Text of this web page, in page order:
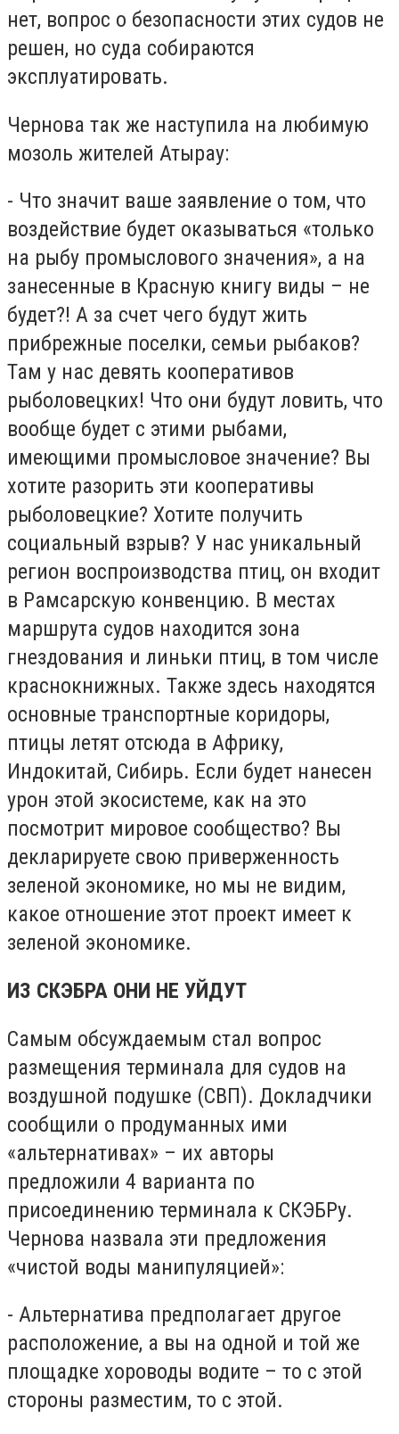
нет, вопрос о безопасности этих судов не
решен, но суда собираются
эксплуатировать.
Чернова так же наступила на любимую
мозоль жителей Атырау:
- Что значит ваше заявление о том, что
воздействие будет оказываться «только
на рыбу промыслового значения», а на
занесенные в Красную книгу виды – не
будет?! А за счет чего будут жить
прибрежные поселки, семьи рыбаков?
Там у нас девять кооперативов
рыболовецких! Что они будут ловить, что
вообще будет с этими рыбами,
имеющими промысловое значение? Вы
хотите разорить эти кооперативы
рыболовецкие? Хотите получить
социальный взрыв? У нас уникальный
регион воспроизводства птиц, он входит
в Рамсарскую конвенцию. В местах
маршрута судов находится зона
гнездования и линьки птиц, в том числе
краснокнижных. Также здесь находятся
основные транспортные коридоры,
птицы летят отсюда в Африку,
Индокитай, Сибирь. Если будет нанесен
урон этой экосистеме, как на это
посмотрит мировое сообщество? Вы
декларируете свою приверженность
зеленой экономике, но мы не видим,
какое отношение этот проект имеет к
зеленой экономике.
ИЗ СКЭБРА ОНИ НЕ УЙДУТ
Самым обсуждаемым стал вопрос
размещения терминала для судов на
воздушной подушке (СВП). Докладчики
сообщили о продуманных ими
«альтернативах» – их авторы
предложили 4 варианта по
присоединению терминала к СКЭБРу.
Чернова назвала эти предложения
«чистой воды манипуляцией»:
- Альтернатива предполагает другое
расположение, а вы на одной и той же
площадке хороводы водите – то с этой
стороны разместим, то с этой.